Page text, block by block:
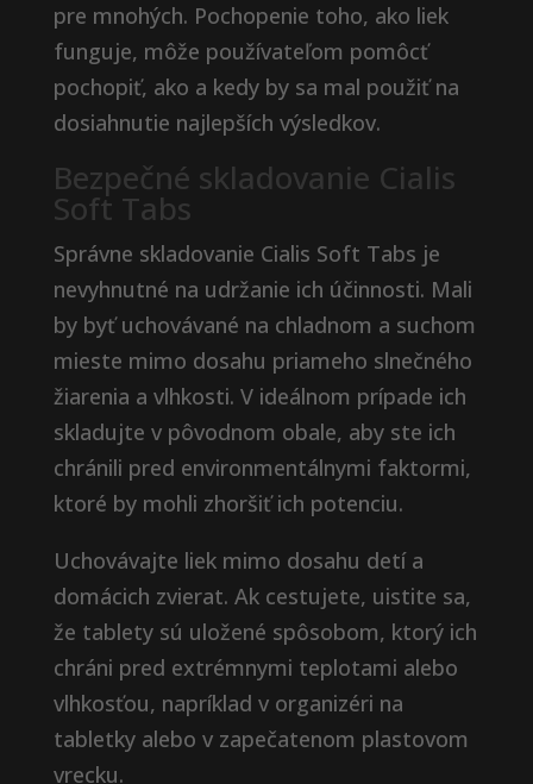
pre mnohých. Pochopenie toho, ako liek
funguje, môže používateľom pomôcť
pochopiť, ako a kedy by sa mal použiť na
dosiahnutie najlepších výsledkov.
Bezpečné skladovanie Cialis
Soft Tabs
Správne skladovanie Cialis Soft Tabs je
nevyhnutné na udržanie ich účinnosti. Mali
by byť uchovávané na chladnom a suchom
mieste mimo dosahu priameho slnečného
žiarenia a vlhkosti. V ideálnom prípade ich
skladujte v pôvodnom obale, aby ste ich
chránili pred environmentálnymi faktormi,
ktoré by mohli zhoršiť ich potenciu.
Uchovávajte liek mimo dosahu detí a
domácich zvierat. Ak cestujete, uistite sa,
že tablety sú uložené spôsobom, ktorý ich
chráni pred extrémnymi teplotami alebo
vlhkosťou, napríklad v organizéri na
tabletky alebo v zapečatenom plastovom
vrecku.